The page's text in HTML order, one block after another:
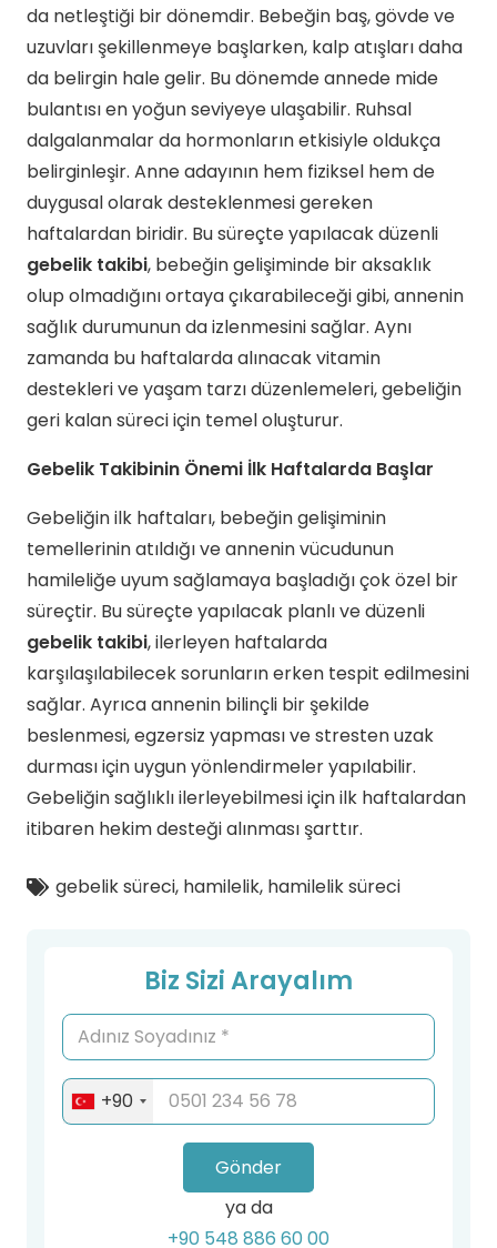
da netleştiği bir dönemdir. Bebeğin baş, gövde ve
uzuvları şekillenmeye başlarken, kalp atışları daha
da belirgin hale gelir. Bu dönemde annede mide
bulantısı en yoğun seviyeye ulaşabilir. Ruhsal
dalgalanmalar da hormonların etkisiyle oldukça
belirginleşir. Anne adayının hem fiziksel hem de
duygusal olarak desteklenmesi gereken
haftalardan biridir. Bu süreçte yapılacak düzenli
gebelik takibi, bebeğin gelişiminde bir aksaklık
olup olmadığını ortaya çıkarabileceği gibi, annenin
sağlık durumunun da izlenmesini sağlar. Aynı
zamanda bu haftalarda alınacak vitamin
destekleri ve yaşam tarzı düzenlemeleri, gebeliğin
geri kalan süreci için temel oluşturur.
Gebelik Takibinin Önemi İlk Haftalarda Başlar
Gebeliğin ilk haftaları, bebeğin gelişiminin
temellerinin atıldığı ve annenin vücudunun
hamileliğe uyum sağlamaya başladığı çok özel bir
süreçtir. Bu süreçte yapılacak planlı ve düzenli
gebelik takibi, ilerleyen haftalarda
karşılaşılabilecek sorunların erken tespit edilmesini
sağlar. Ayrıca annenin bilinçli bir şekilde
beslenmesi, egzersiz yapması ve stresten uzak
durması için uygun yönlendirmeler yapılabilir.
Gebeliğin sağlıklı ilerleyebilmesi için ilk haftalardan
itibaren hekim desteği alınması şarttır.
gebelik süreci, hamilelik, hamilelik süreci
Biz Sizi Arayalım
+90
Gönder
ya da
+90 548 886 60 00